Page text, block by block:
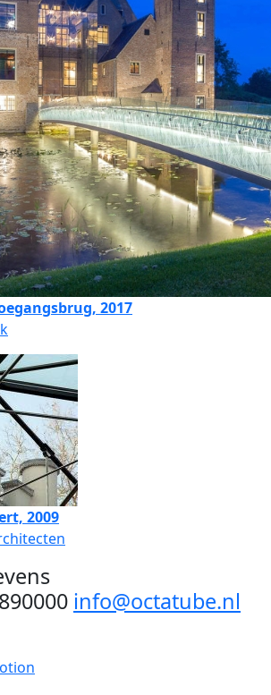
2017
2009
info@octatube.nl